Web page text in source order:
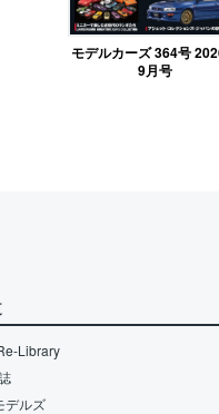
モデルカーズ 364号
9月号
Library
デルズ